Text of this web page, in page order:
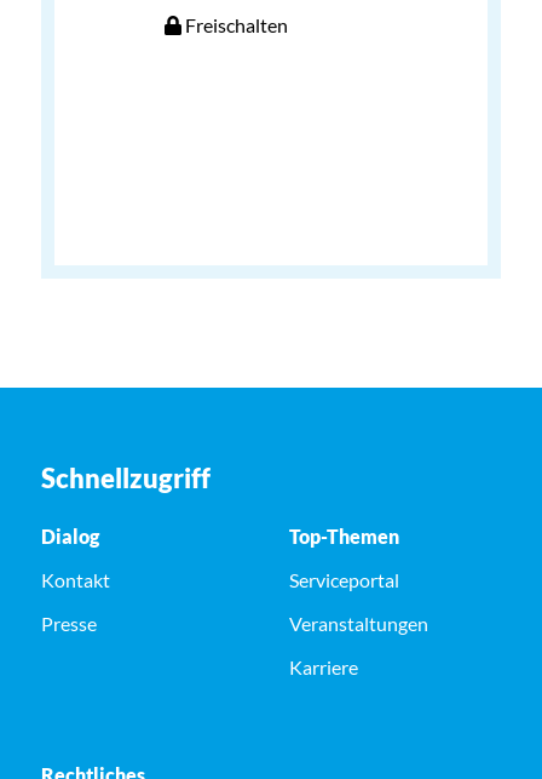
Freischalten
Schnellzugriff
Dialog
Kontakt
Presse
Top-Themen
Serviceportal
Veranstaltungen
Karriere